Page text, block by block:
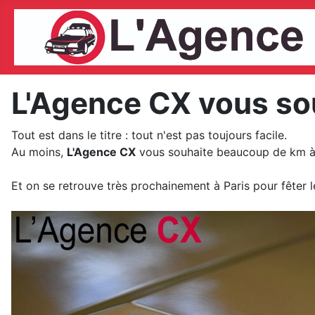
L'Agence CX vous
Tout est dans le titre : tout n'est pas toujours facile.
Au moins, L'Agence CX vous souhaite beaucoup de km
Et on se retrouve très prochainement à Paris pour fêter